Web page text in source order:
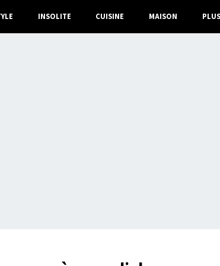
INSOLITE CUISINE MAISON PLUS